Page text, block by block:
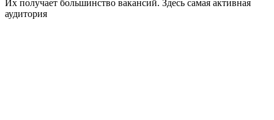
Их получает большинство вакансий. Здесь самая активная
аудитория